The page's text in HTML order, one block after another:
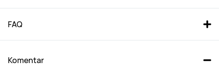
FAQ
Komentar